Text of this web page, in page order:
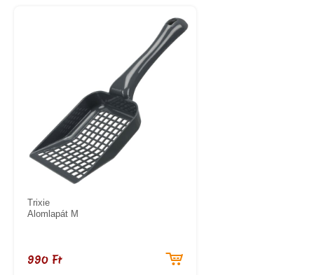
Trixie
Alomlapát M
990 Ft